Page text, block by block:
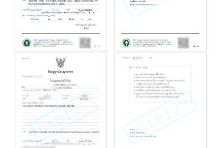
ฆอ. หรือใบอนุญาตโฆษณาอาหาร เป็นเอกสารสำคัญที่ผู้ประกอบการจำเป็นต้อง
เมื่อต้องการทำการตลาดและโฆษณาผลิตภัณฑ์อาหาร ใบอนุญาต ฆอ. ออกโดย
สำนักงานคณะกรรมการอาหารและยา (อย.)
เพื่อควบคุมให้การโฆษณาเป็นไปตามกฎหมายและไม่ทำให้ผู้บริโภคเข้าใจผิด